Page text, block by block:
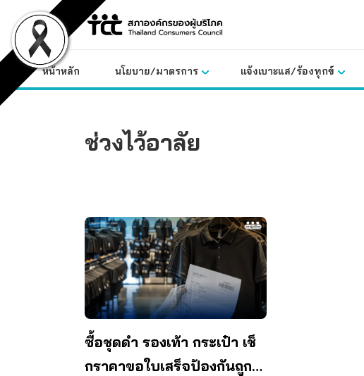
content
หน้าหลัก นโยบาย/มาตรการ แจ้งเบาะแส/ร้องทุกข์
ช่วงไว้อาลัย
ซื้อชุดดำ รองเท้า กระเป๋า เช็
กราคาขอใบเสร็จป้องกันถูก